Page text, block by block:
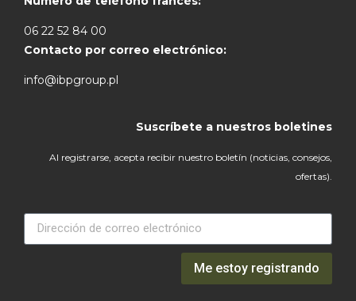
06 22 52 84 00
Contacto por correo electrónico:
info@ibpgroup.pl
Suscríbete a nuestros boletines
Al registrarse, acepta recibir nuestro boletín (noticias, consejos,
ofertas).
Me estoy registrando